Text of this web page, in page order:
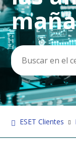
ESET Clientes